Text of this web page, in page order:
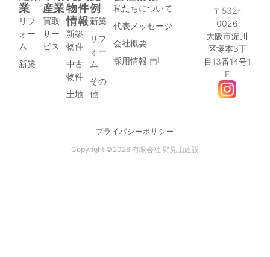
〒532-
0026
大阪市淀川
区塚本3丁
目13番14号1
F
業
リフ
ォー
ム
新築
産業
買取
サー
ビス
物件
情報
新築
物件
中古
物件
土地
例
新築
リフ
ォー
ム
その
他
私たちについて
代表メッセージ
会社概要
採用情報
プライバシーポリシー
Copyright ©︎2026 有限会社 野見山建設